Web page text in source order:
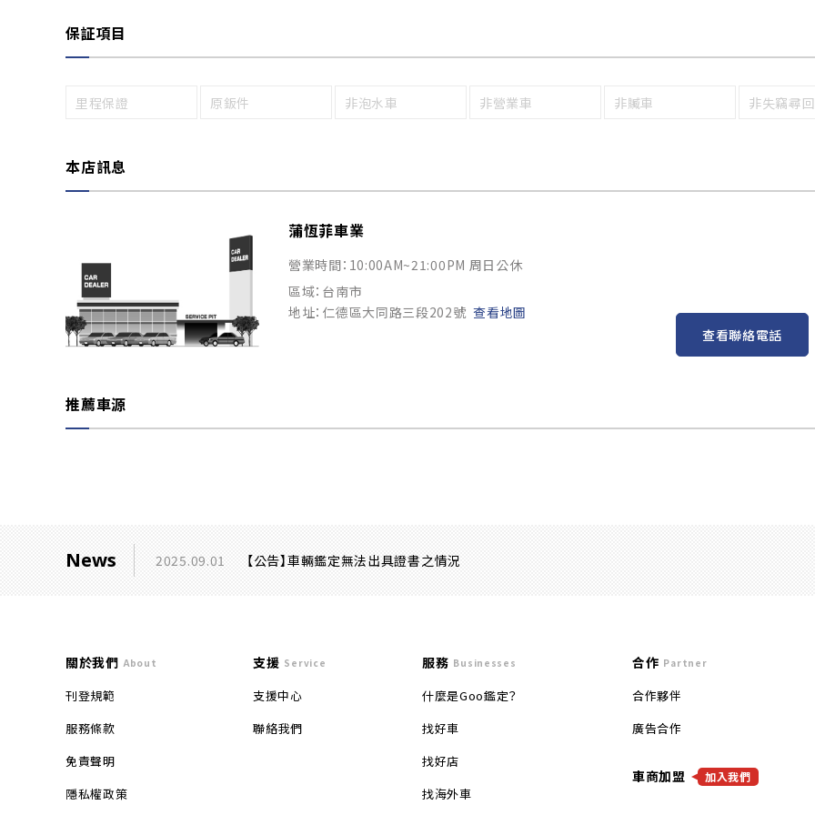
保証項目
里程保證 原鈑件 非泡水車 非營業車 非贓車 非失竊尋
本店訊息
蒲恆菲車業
營業時間：10:00AM~21:00PM 周日公休
區域：台南市
地址：仁德區大同路三段202號 查看地圖
查看聯絡電話
推薦車源
News 2025.09.01 【公告】車輛鑑定無法出具證書之情況
關於我們 About
刊登規範
服務條款
免責聲明
隱私權政策
支援 Service
支援中心
聯絡我們
服務 Businesses
什麼是Goo鑑定？
找好車
找好店
找海外車
合作 Partner
合作夥伴
廣告合作
車商加盟 加入我們